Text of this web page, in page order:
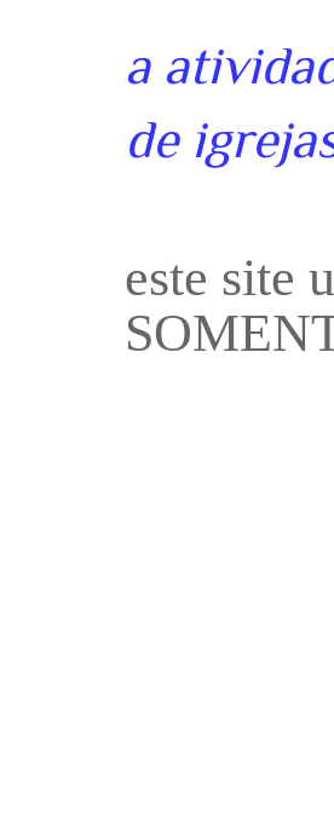
a
de
este site